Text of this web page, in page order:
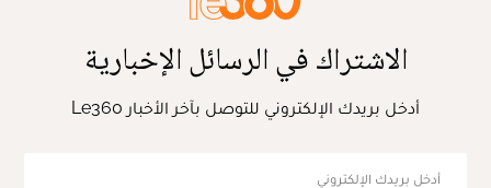
الاشتراك في الرسائل الإخبارية
أدخل بريدك الإلكتروني للتوصل بآخر الأخبار Le360